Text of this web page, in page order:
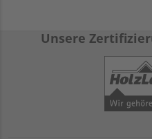
Unsere